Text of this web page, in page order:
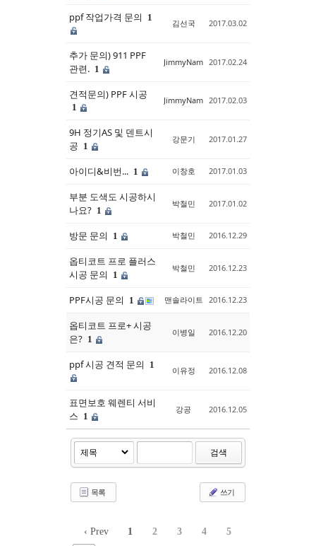
ppf 작업가격 문의 1
김선국 2017.03.02
추가 문의) 911 PPF
관련. 1
JimmyNam 2017.02.24
견적문의) PPF 시공
1
JimmyNam 2017.02.03
9H 정기AS 및 덴트시
공 1
강문기 2017.01.27
아이디&비번... 1 이창호 2017.01.03
부분 도색도 시공하시
나요? 1
박철민 2017.01.02
방문 문의 1 박철민 2016.12.29
옵티코트 프로 플러스
시공 문의
1
박철민 2016.12.23
PPF시공 문의 1 맨솔라이트 2016.12.23
옵티코트 프로+ 시공
은? 1
이병일 2016.12.20
ppf 시공 견적 문의 1
이유정 2016.12.08
표면보호 웨렌티 서비
스 1
강공 2016.12.05
검색
목록 쓰기
‹ Prev 1 2 3 4 5